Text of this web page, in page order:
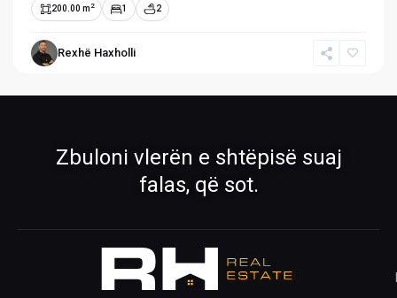
200.00 m 2 1 2
Rexhë Haxholli
Zbuloni vlerën e shtëpisë suaj
falas, që sot.
Pronat
Estate
Mëso më shumë për ekipin tonë
Kontakti
Na kontaktoni për çdo pyetje
Krijo kërkesë